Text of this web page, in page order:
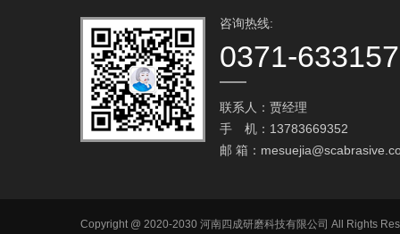
咨询热线:
0371-
联系人：贾经理
手 机：13783669352
邮 箱：
Copyright @ 2020-2030 河南四成研磨科技有限公司 All Rights